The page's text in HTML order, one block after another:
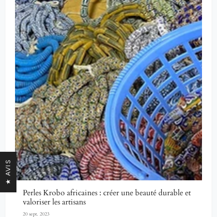
Perles Krobo africaines : créer une beauté durable et
valoriser les artisans
20 sept. 2023
★ AVIS